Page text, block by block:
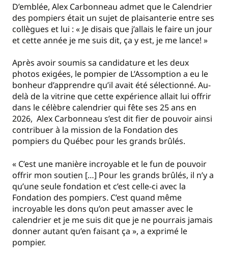
D’emblée, Alex Carbonneau admet que le Calendrier
des pompiers était un sujet de plaisanterie entre ses
collègues et lui : « Je disais que j’allais le faire un jour
et cette année je me suis dit, ça y est, je me lance! »
Après avoir soumis sa candidature et les deux
photos exigées, le pompier de L’Assomption a eu le
bonheur d’apprendre qu’il avait été sélectionné. Au-
delà de la vitrine que cette expérience allait lui offrir
dans le célèbre calendrier qui fête ses 25 ans en
2026, Alex Carbonneau s’est dit fier de pouvoir ainsi
contribuer à la mission de la Fondation des
pompiers du Québec pour les grands brûlés.
« C’est une manière incroyable et le fun de pouvoir
offrir mon soutien […] Pour les grands brûlés, il n’y a
qu’une seule fondation et c’est celle-ci avec la
Fondation des pompiers. C’est quand même
incroyable les dons qu’on peut amasser avec le
calendrier et je me suis dit que je ne pourrais jamais
donner autant qu’en faisant ça », a exprimé le
pompier.